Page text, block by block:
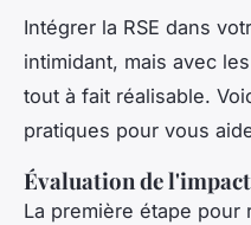
Intégrer la RSE dans
intimidant, mais avec
tout à fait réalisable.
pratiques pour vous
Évaluation de
La première étape pour